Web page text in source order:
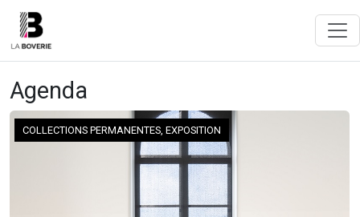
Agenda
COLLECTIONS PERMANENTES, EXPOSITION